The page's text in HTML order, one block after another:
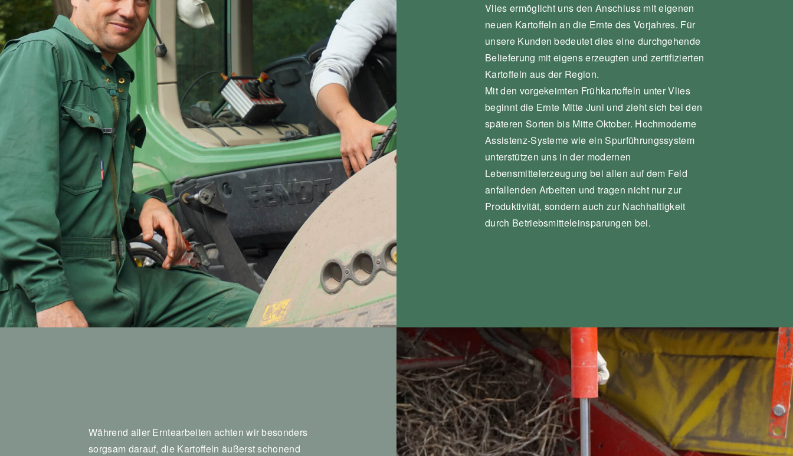
Vlies ermöglicht uns den Anschluss mit eigenen
neuen Kartoffeln an die Ernte des Vorjahres. Für
unsere Kunden bedeutet dies eine durchgehende
Belieferung mit eigens erzeugten und zertifizierten
Kartoffeln aus der Region.
Mit den vorgekeimten Frühkartoffeln unter Vlies
beginnt die Ernte Mitte Juni und zieht sich bei den
späteren Sorten bis Mitte Oktober. Hochmoderne
Assistenz-Systeme wie ein Spurführungssystem
unterstützen uns in der modernen
Lebensmittelerzeugung bei allen auf dem Feld
anfallenden Arbeiten und tragen nicht nur zur
Produktivität, sondern auch zur Nachhaltigkeit
durch Betriebsmitteleinsparungen bei.
Während aller Erntearbeiten achten wir besonders
sorgsam darauf, die Kartoffeln äußerst schonend